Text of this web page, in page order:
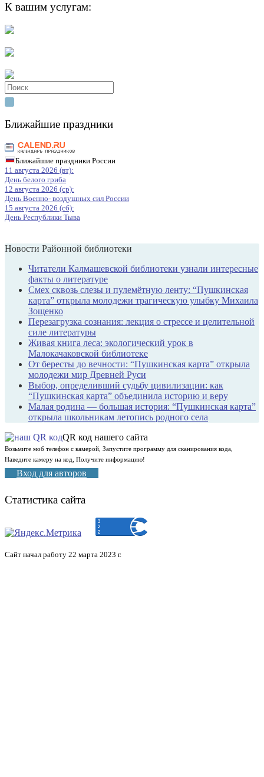
К вашим услугам:
Search
for:
Ближайшие праздники
Ближайшие праздники России
11 августа 2026 (вт):
День белого гриба
12 августа 2026 (ср):
День Военно- воздушных сил России
15 августа 2026 (сб):
День Республики Тыва
Новости Районной библиотеки
Читатели Калмашевской библиотеки узнали интересные
факты о литературе
Смех сквозь слезы и пулемётную ленту: “Пушкинская
карта” открыла молодежи трагическую улыбку Михаила
Зощенко
Перезагрузка сознания: лекция о стрессе и целительной
силе литературы
Живая книга леса: экологический урок в
Малокачаковской библиотеке
От бересты до вечности: “Пушкинская карта” открыла
молодежи мир Древней Руси
Выбор, определивший судьбу цивилизации: как
“Пушкинская карта” объединила историю и веру
Малая родина — большая история: “Пушкинская карта”
открыла школьникам летопись родного села
QR код нашего сайта
Возьмите моб телефон с камерой, Запустите программу для сканирования кода,
Наведите камеру на код, Получите информацию!
Вход для авторов
Статистика сайта
Сайт начал работу 22 марта 2023 г.